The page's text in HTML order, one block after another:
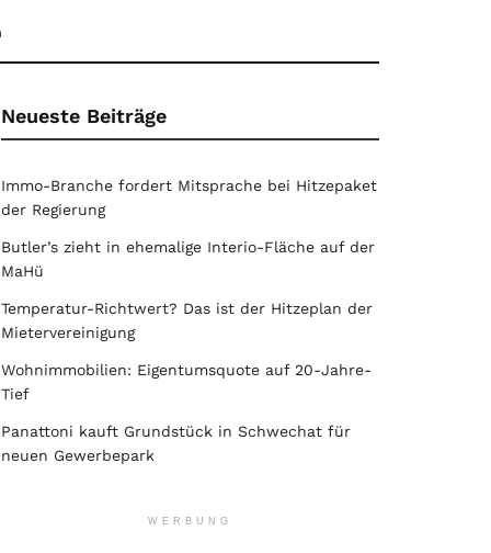
Neueste Beiträge
Immo-Branche fordert Mitsprache bei Hitzepaket
der Regierung
Butler’s zieht in ehemalige Interio-Fläche auf der
MaHü
Temperatur-Richtwert? Das ist der Hitzeplan der
Mietervereinigung
Wohnimmobilien: Eigentumsquote auf 20-Jahre-
Tief
Panattoni kauft Grundstück in Schwechat für
neuen Gewerbepark
WERBUNG